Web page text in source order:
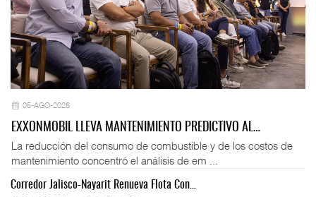
05-AGO-2026
EXXONMOBIL LLEVA MANTENIMIENTO PREDICTIVO AL…
La reducción del consumo de combustible y de los costos de
mantenimiento concentró el análisis de em ...
Corredor Jalisco-Nayarit Renueva Flota Con…